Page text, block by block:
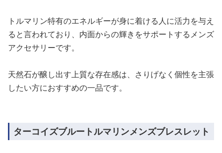
トルマリン特有のエネルギーが身に着ける人に活力を与え
ると言われており、内面からの輝きをサポートするメンズ
アクセサリーです。
天然石が醸し出す上質な存在感は、さりげなく個性を主張
したい方におすすめの一品です。
ターコイズブルートルマリンメンズブレスレット